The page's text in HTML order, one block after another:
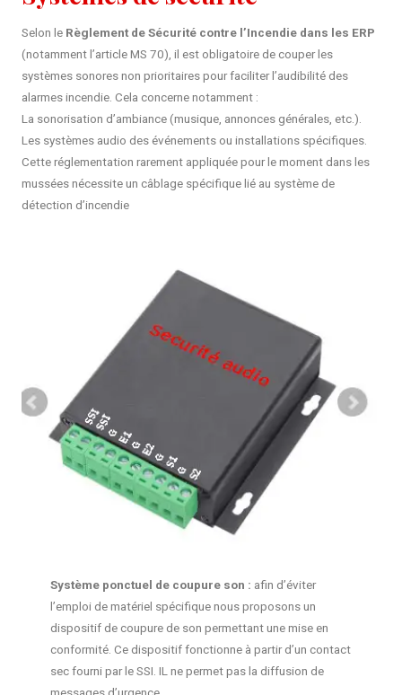
Selon le Règlement de Sécurité contre l’Incendie dans les ERP
(notamment l’article MS 70), il est obligatoire de couper les
systèmes sonores non prioritaires pour faciliter l’audibilité des
alarmes incendie. Cela concerne notamment :
La sonorisation d’ambiance (musique, annonces générales, etc.).
Les systèmes audio des événements ou installations spécifiques.
Cette réglementation rarement appliquée pour le moment dans les
mussées nécessite un câblage spécifique lié au système de
détection d’incendie
Système ponctuel de coupure son : afin d’éviter
l’emploi de matériel spécifique nous proposons un
dispositif de coupure de son permettant une mise en
conformité. Ce dispositif fonctionne à partir d’un contact
sec fourni par le SSI. IL ne permet pas la diffusion de
messages d’urgence